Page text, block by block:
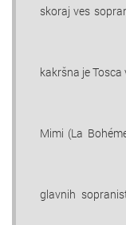
skoraj ves
kakršna je
Mimi (La
glavnih